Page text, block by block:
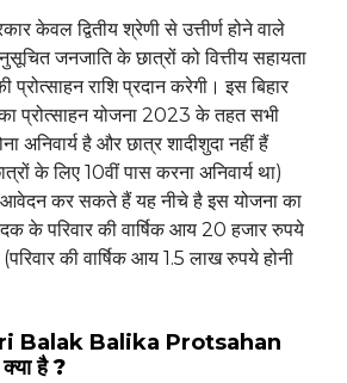
केवल द्वितीय श्रेणी से उत्तीर्ण होने वाले
जनजाति के छात्रों को वित्तीय सहायता
राशि प्रदान करेगी। इस बिहार
प्रोत्साहन योजना 2023 के तहत सभी
अनिवार्य है और छात्र शादीशुदा नहीं हैं
के लिए 10वीं पास करना अनिवार्य था)
कर सकते हैं यह नीचे है इस योजना का
के परिवार की वार्षिक आय 20 हजार रुपये
की वार्षिक आय 1.5 लाख रुपये होनी
Balak Balika Protsahan
है ?